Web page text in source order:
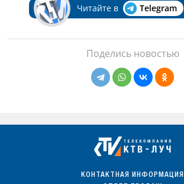
Читайте в Telegram
Поделись новостью
КОНТАКТНАЯ ИНФОРМАЦИЯ